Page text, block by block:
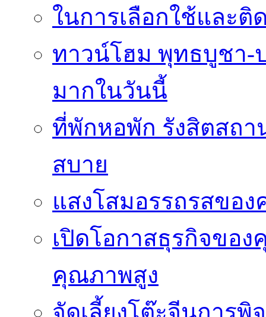
ในการเลือกใช้และ
ทาวน์โฮม พุทธบูชา-
มากในวันนี้
ที่พักหอพัก รังสิตสถ
สบาย
แสงโสมอรรถรสขอ
เปิดโอกาสธุรกิจขอ
คุณภาพสูง